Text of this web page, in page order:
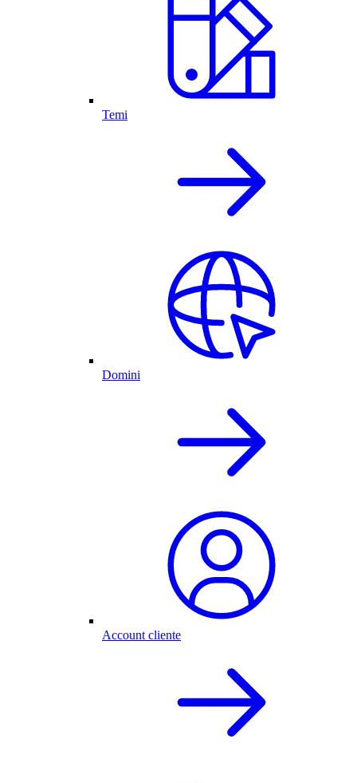
Temi
Domini
Account cliente